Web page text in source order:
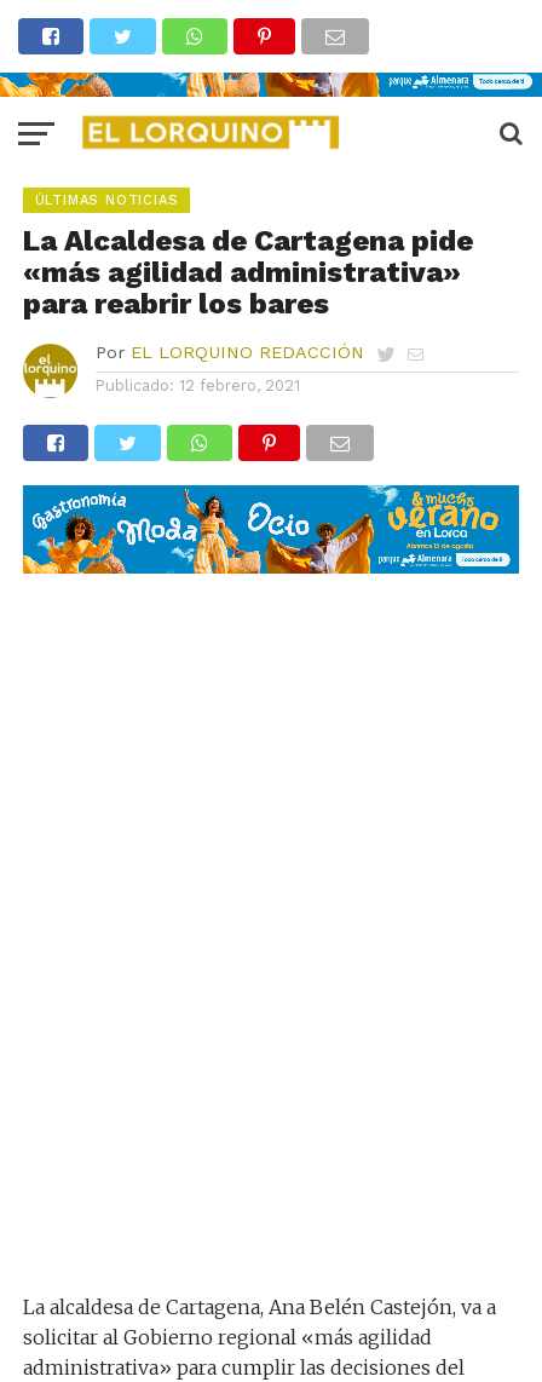
ÚLTIMAS NOTICIAS
La Alcaldesa de Cartagena pide
«más agilidad administrativa»
para reabrir los bares
Por EL LORQUINO REDACCIÓN
Publicado: 12 febrero, 2021
La alcaldesa de Cartagena, Ana Belén Castejón, va a
solicitar al Gobierno regional «más agilidad
administrativa» para cumplir las decisiones del